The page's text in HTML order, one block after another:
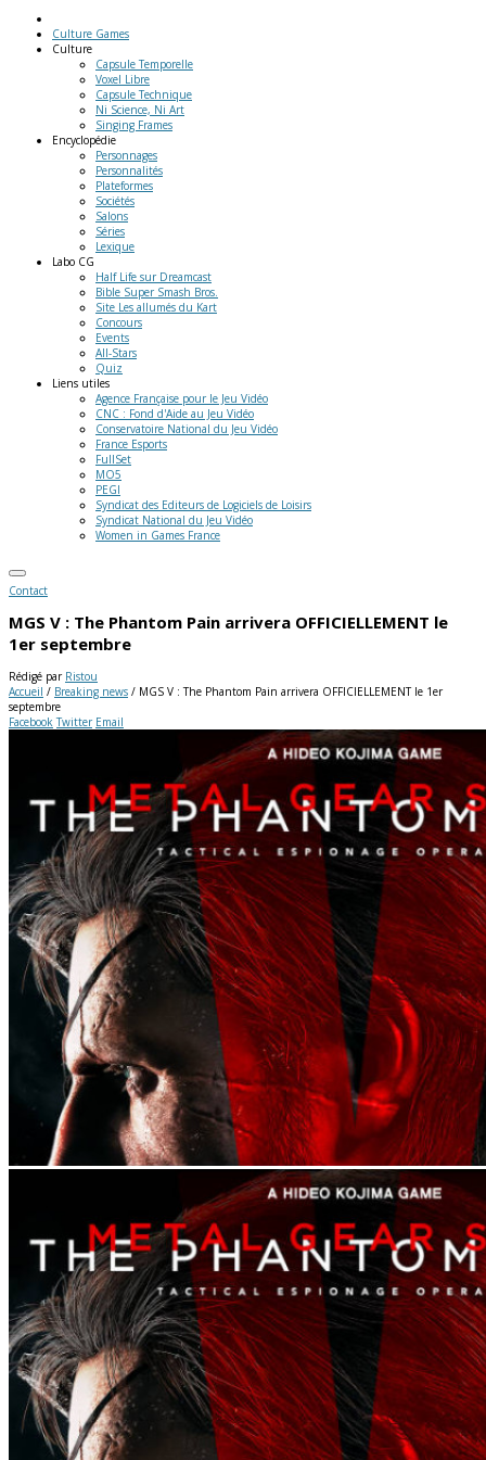
Culture Games
Culture
Capsule Temporelle
Voxel Libre
Capsule Technique
Ni Science, Ni Art
Singing Frames
Encyclopédie
Personnages
Personnalités
Plateformes
Sociétés
Salons
Séries
Lexique
Labo CG
Half Life sur Dreamcast
Bible Super Smash Bros.
Site Les allumés du Kart
Concours
Events
All-Stars
Quiz
Liens utiles
Agence Française pour le Jeu Vidéo
CNC : Fond d'Aide au Jeu Vidéo
Conservatoire National du Jeu Vidéo
France Esports
FullSet
MO5
PEGI
Syndicat des Editeurs de Logiciels de Loisirs
Syndicat National du Jeu Vidéo
Women in Games France
Contact
MGS V : The Phantom Pain arrivera OFFICIELLEMENT le
1er septembre
Rédigé par Ristou
Accueil / Breaking news / MGS V : The Phantom Pain arrivera OFFICIELLEMENT le 1er
septembre
Facebook Twitter Email